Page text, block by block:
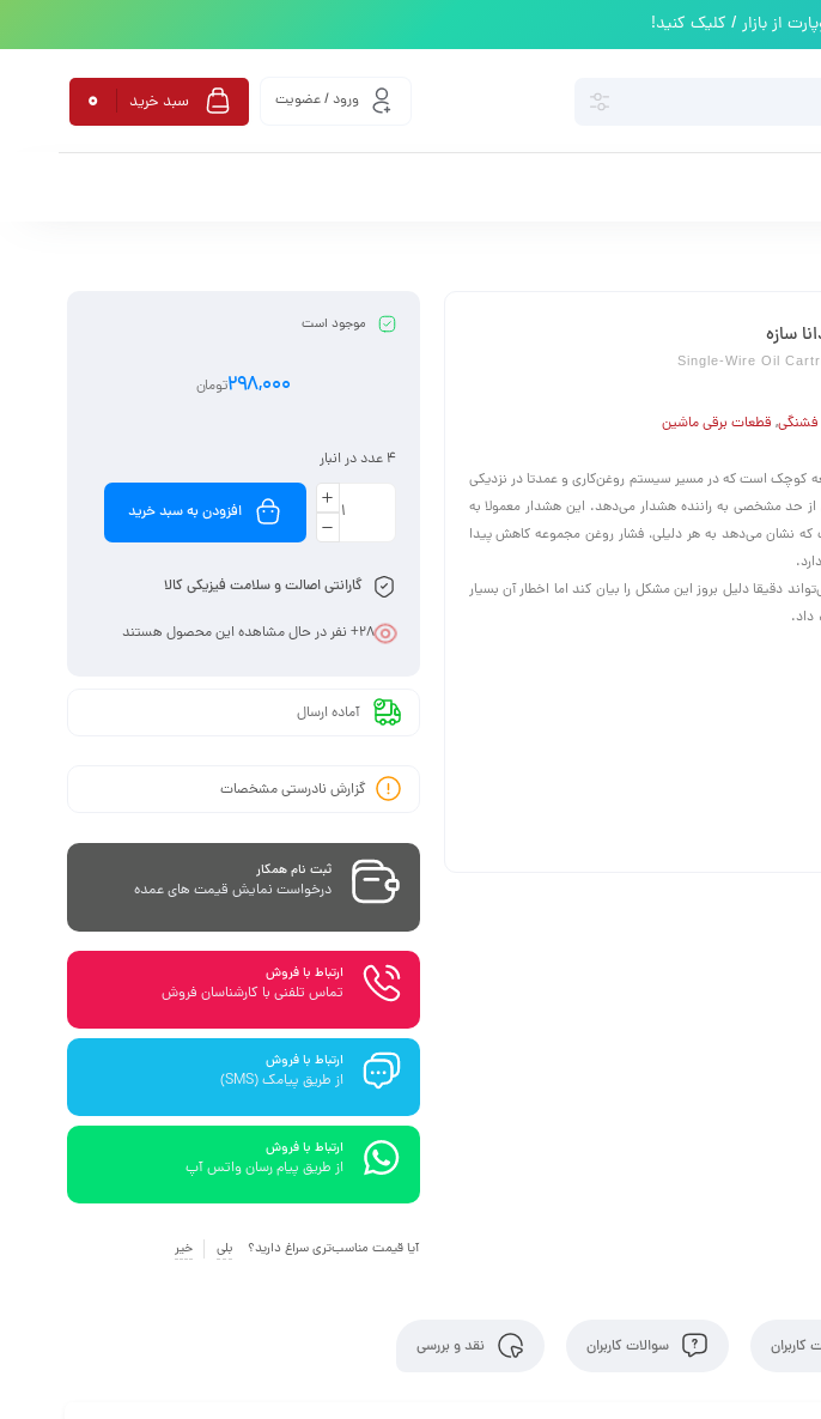
از بازار / کلیک کنید!
ورود / عضویت سبد خرید 0
سازه
Single-Wire Oil
فشنگی, قطعات برقی ماشین
کوچک است که در مسیر سیستم روغن‌کاری و عمدتا در نزدیکی
حد مشخصی به راننده هشدار می‌دهد. این هشدار معمولا به
نشان می‌دهد به هر دلیلی، فشار روغن مجموعه کاهش پیدا
دقیقا دلیل بروز این مشکل را بیان کند اما اخطار آن بسیار
داد.
موجود است
298,000تومان
4 عدد در انبار
افزودن به سبد خرید
گارانتی اصالت و سلامت فیزیکی کالا
28+ نفر در حال مشاهده این محصول هستند
آماده ارسال
گزارش نادرستی مشخصات
ثبت نام همکار
درخواست نمایش قیمت های عمده
ارتباط با فروش
تماس تلفنی با کارشناسان فروش
ارتباط با فروش
از طریق پیامک (SMS)
ارتباط با فروش
از طریق پیام رسان واتس آپ
آیا قیمت مناسب‌تری سراغ دارید؟ بلی خیر
کاربران سوالات کاربران نقد و بررسی